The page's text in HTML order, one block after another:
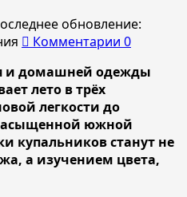
обновление:
Комментарии 0
и домашней одежды
лето в трёх
легкости до
южной
и купальниковстанут не
а изучением цвета,